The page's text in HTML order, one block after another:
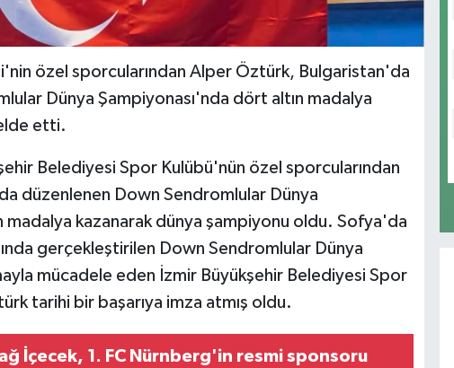
özel sporcularından Alper Öztürk, Bulgaristan'da
Dünya Şampiyonası'nda dört altın madalya
etti.
Belediyesi Spor Kulübü'nün özel sporcularından
düzenlenen Down Sendromlular Dünya
madalya kazanarak dünya şampiyonu oldu. Sofya'da
gerçekleştirilen Down Sendromlular Dünya
mücadele eden İzmir Büyükşehir Belediyesi Spor
tarihi bir başarıya imza atmış oldu.
İçecek, 1. FC Nürnberg'in resmi sponsoru